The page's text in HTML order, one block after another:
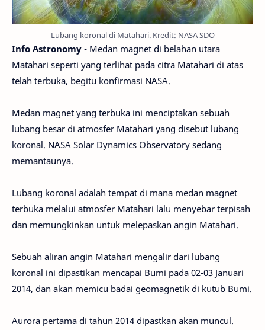
Lubang koronal di Matahari. Kredit: NASA SDO
Info Astronomy - Medan magnet di belahan utara
Matahari seperti yang terlihat pada citra Matahari di atas
telah terbuka, begitu konfirmasi NASA.
Medan magnet yang terbuka ini menciptakan sebuah
lubang besar di atmosfer Matahari yang disebut lubang
koronal. NASA Solar Dynamics Observatory sedang
memantaunya.
Lubang koronal adalah tempat di mana medan magnet
terbuka melalui atmosfer Matahari lalu menyebar terpisah
dan memungkinkan untuk melepaskan angin Matahari.
Sebuah aliran angin Matahari mengalir dari lubang
koronal ini dipastikan mencapai Bumi pada 02-03 Januari
2014, dan akan memicu badai geomagnetik di kutub Bumi.
Aurora pertama di tahun 2014 dipastkan akan muncul.